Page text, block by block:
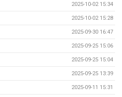
2025-10-02 15:34
2025-10-02 15:28
2025-09-30 16:47
2025-09-25 15:06
2025-09-25 15:04
2025-09-25 13:39
2025-09-11 15:31